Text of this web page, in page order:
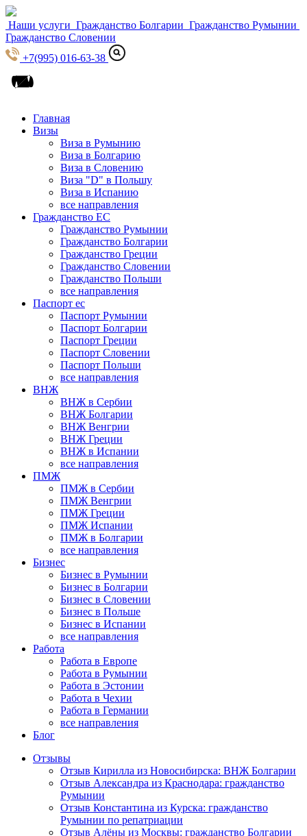
Наши услуги Гражданство Болгарии Гражданство Румынии
Гражданство Словении
+7(995) 016-63-38
Главная
Визы
Виза в Румынию
Виза в Болгарию
Виза в Словению
Виза "D" в Польшу
Виза в Испанию
все направления
Гражданство ЕС
Гражданство Румынии
Гражданство Болгарии
Гражданство Греции
Гражданство Словении
Гражданство Польши
все направления
Паспорт ес
Паспорт Румынии
Паспорт Болгарии
Паспорт Греции
Паспорт Словении
Паспорт Польши
все направления
ВНЖ
ВНЖ в Сербии
ВНЖ Болгарии
ВНЖ Венгрии
ВНЖ Греции
ВНЖ в Испании
все направления
ПМЖ
ПМЖ в Сербии
ПМЖ Венгрии
ПМЖ Греции
ПМЖ Испании
ПМЖ в Болгарии
все направления
Бизнес
Бизнес в Румынии
Бизнес в Болгарии
Бизнес в Словении
Бизнес в Польше
Бизнес в Испании
все направления
Работа
Работа в Европе
Работа в Румынии
Работа в Эстонии
Работа в Чехии
Работа в Германии
все направления
Блог
Отзывы
Отзыв Кирилла из Новосибирска: ВНЖ Болгарии
Отзыв Александра из Краснодара: гражданство
Румынии
Отзыв Константина из Курска: гражданство
Румынии по репатриации
Отзыв Алёны из Москвы: гражданство Болгарии